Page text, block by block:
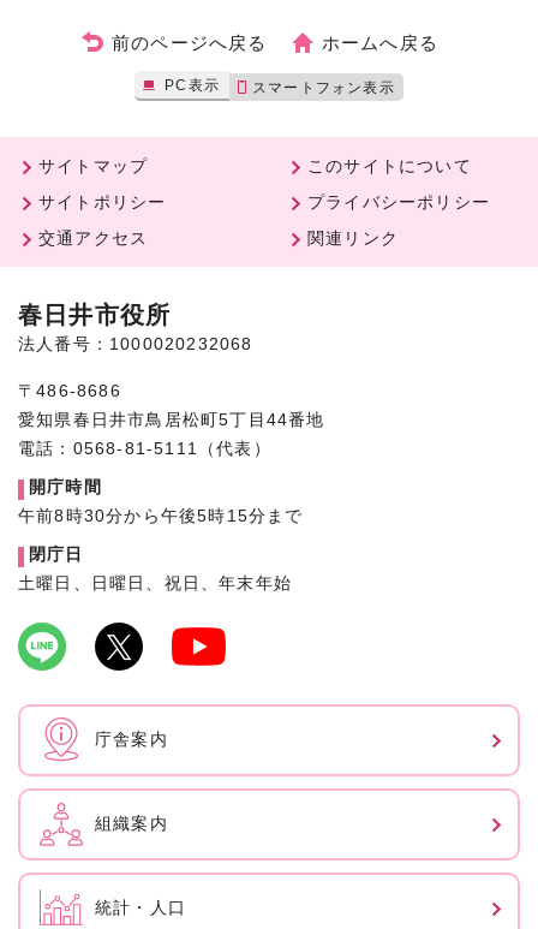
前のページへ戻る ホームへ戻る
PC表示 スマートフォン表示
サイトマップ
このサイトについて
サイトポリシー
プライバシーポリシー
交通アクセス
関連リンク
春日井市役所
法人番号：1000020232068
〒486-8686
愛知県春日井市鳥居松町5丁目44番地
電話：0568-81-5111（代表）
開庁時間
午前8時30分から午後5時15分まで
閉庁日
土曜日、日曜日、祝日、年末年始
庁舎案内
組織案内
統計・人口